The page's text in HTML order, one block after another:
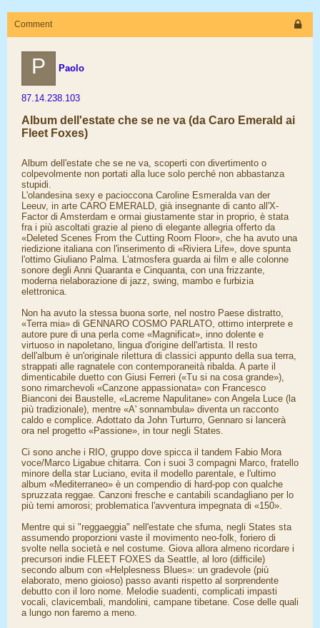
Comment
P Paolo
87.14.238.103
Album dell'estate che se ne va (da Caro Emerald ai
Fleet Foxes)
Album dell'estate che se ne va, scoperti con divertimento o
colpevolmente non portati alla luce solo perché non abbastanza
stupidi.
L'olandesina sexy e pacioccona Caroline Esmeralda van der
Leeuv, in arte CARO EMERALD, già insegnante di canto all'X-
Factor di Amsterdam e ormai giustamente star in proprio, è stata
fra i più ascoltati grazie al pieno di elegante allegria offerto da
«Deleted Scenes From the Cutting Room Floor», che ha avuto una
riedizione italiana con l'inserimento di «Riviera Life», dove spunta
l'ottimo Giuliano Palma. L'atmosfera guarda ai film e alle colonne
sonore degli Anni Quaranta e Cinquanta, con una frizzante,
moderna rielaborazione di jazz, swing, mambo e furbizia
elettronica.
Non ha avuto la stessa buona sorte, nel nostro Paese distratto,
«Terra mia» di GENNARO COSMO PARLATO, ottimo interprete e
autore pure di una perla come «Magnificat», inno dolente e
virtuoso in napoletano, lingua d'origine dell'artista. Il resto
dell'album è un'originale rilettura di classici appunto della sua terra,
strappati alle ragnatele con contemporaneità ribalda. A parte il
dimenticabile duetto con Giusi Ferreri («Tu si na cosa grande»),
sono rimarchevoli «Canzone appassionata» con Francesco
Bianconi dei Baustelle, «Lacreme Napulitane» con Angela Luce (la
più tradizionale), mentre «A' sonnambula» diventa un racconto
caldo e complice. Adottato da John Turturro, Gennaro si lancerà
ora nel progetto «Passione», in tour negli States.
Ci sono anche i RIO, gruppo dove spicca il tandem Fabio Mora
voce/Marco Ligabue chitarra. Con i suoi 3 compagni Marco, fratello
minore della star Luciano, evita il modello parentale, e l'ultimo
album «Mediterraneo» è un compendio di hard-pop con qualche
spruzzata reggae. Canzoni fresche e cantabili scandagliano per lo
più temi amorosi; problematica l'avventura impegnata di «150».
Mentre qui si "reggaeggia" nell'estate che sfuma, negli States sta
assumendo proporzioni vaste il movimento neo-folk, foriero di
svolte nella società e nel costume. Giova allora almeno ricordare i
precursori indie FLEET FOXES da Seattle, al loro (difficile)
secondo album con «Helplesness Blues»: un gradevole (più
elaborato, meno gioioso) passo avanti rispetto al sorprendente
debutto con il loro nome. Melodie suadenti, complicati impasti
vocali, clavicembali, mandolini, campane tibetane. Cose delle quali
a lungo non faremo a meno.